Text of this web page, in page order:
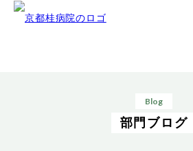
Blog
部門ブログ